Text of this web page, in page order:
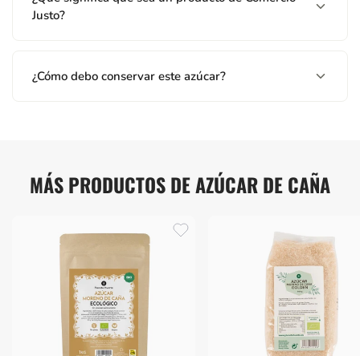
Justo?
¿Cómo debo conservar este azúcar?
MÁS PRODUCTOS DE AZÚCAR DE CAÑA